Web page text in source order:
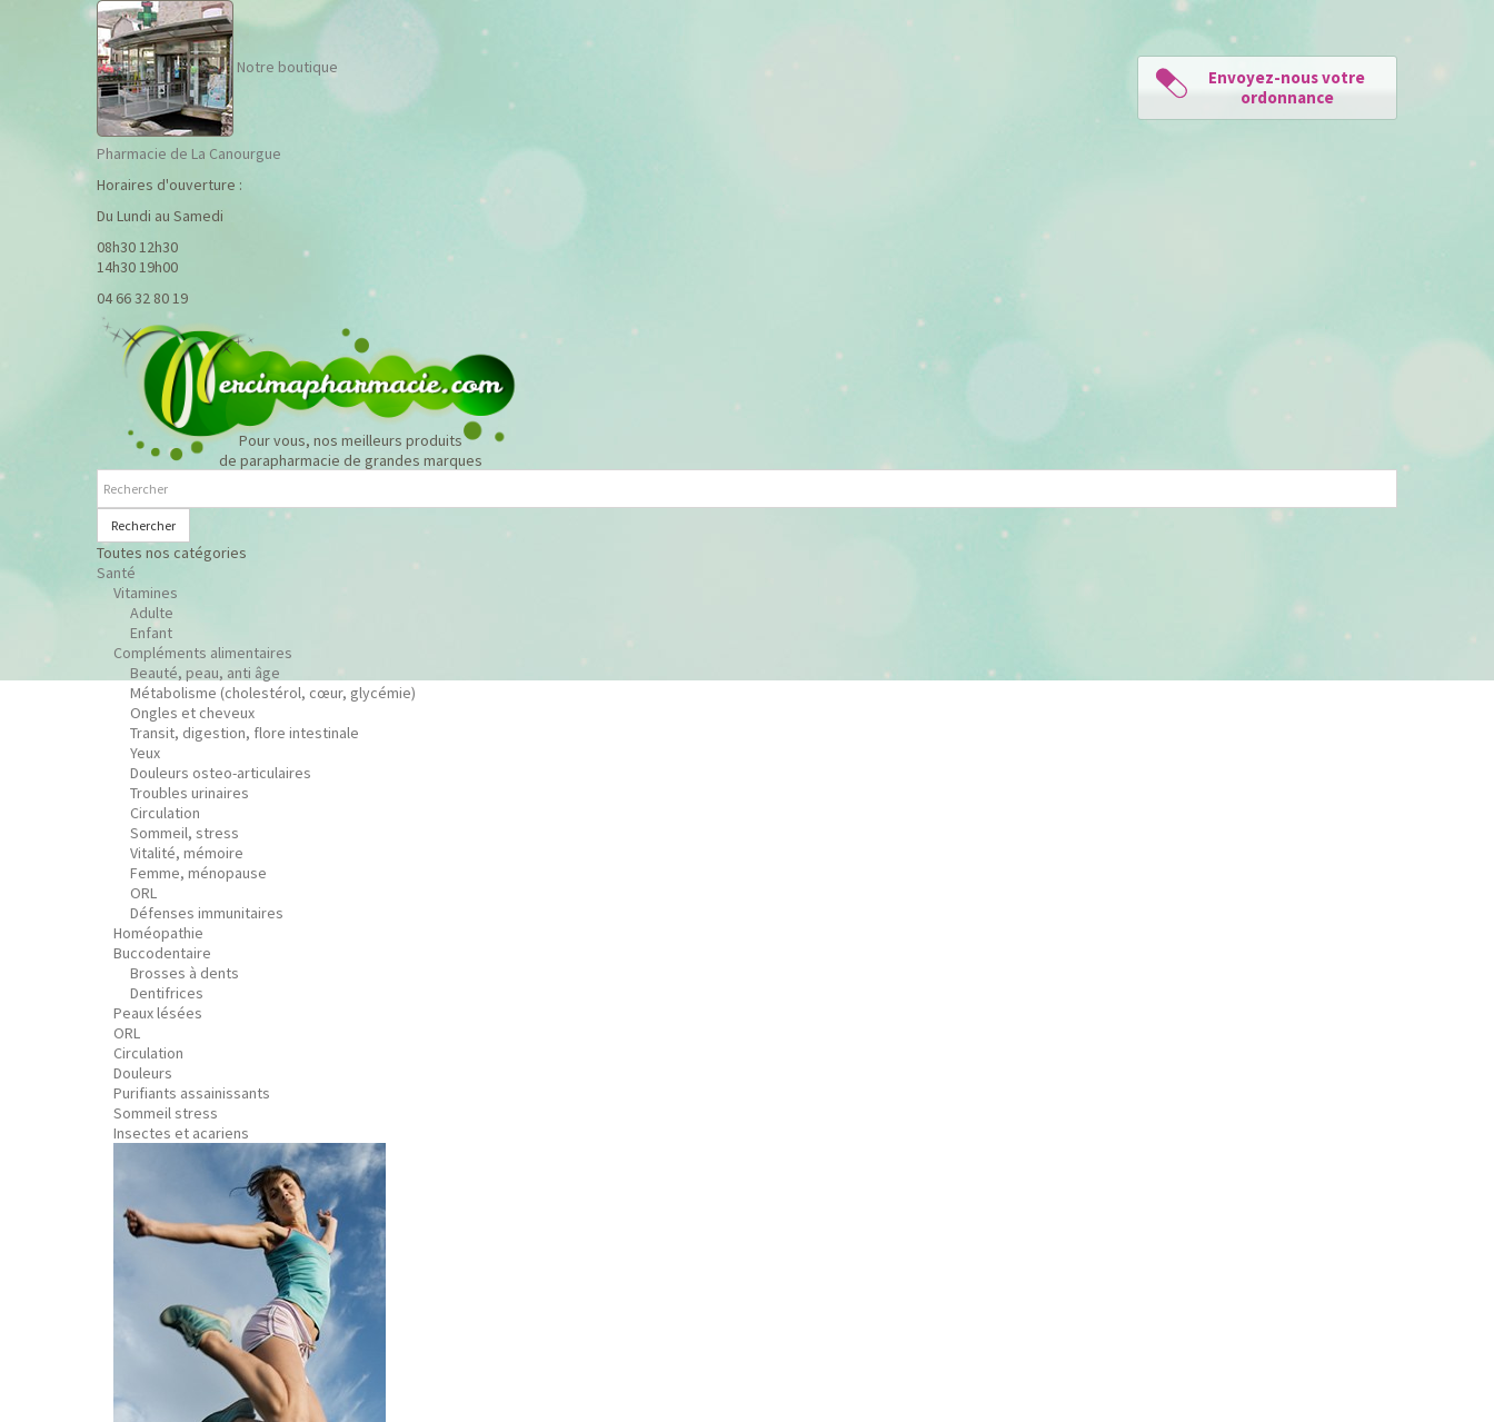
Notre boutique
Pharmacie de La Canourgue
Horaires d'ouverture :
Du Lundi au Samedi
08h30 12h30
14h30 19h00
04 66 32 80 19
Pour vous, nos meilleurs produits
de parapharmacie de grandes marques
Rechercher
Toutes nos catégories
Santé
Vitamines
Adulte
Enfant
Compléments alimentaires
Beauté, peau, anti âge
Métabolisme (cholestérol, cœur, glycémie)
Ongles et cheveux
Transit, digestion, flore intestinale
Yeux
Douleurs osteo-articulaires
Troubles urinaires
Circulation
Sommeil, stress
Vitalité, mémoire
Femme, ménopause
ORL
Défenses immunitaires
Homéopathie
Buccodentaire
Brosses à dents
Dentifrices
Peaux lésées
ORL
Circulation
Douleurs
Purifiants assainissants
Sommeil stress
Insectes et acariens
Envoyez-nous votre
ordonnance